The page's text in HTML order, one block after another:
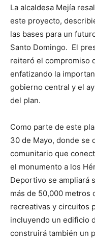
La alcaldesa Mejía
este proyecto,
las bases para un
Santo Domingo. El
reiteró el compromiso
enfatizando la
gobierno central y el
del plan.
Como parte de este
30 de Mayo, donde se
comunitario que
el monumento a los
Deportivo se ampliará
más de 50,000 metros
recreativas y circuitos
incluyendo un edificio
construirá también un